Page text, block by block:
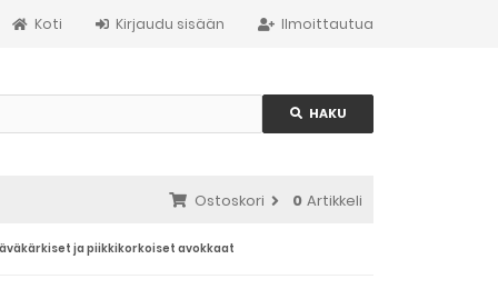
Ilmoittautua
Kirjaudu sisään
Koti
HAKU
Ostoskori 0 Artikkeli
ja piikkikorkoiset avokkaat